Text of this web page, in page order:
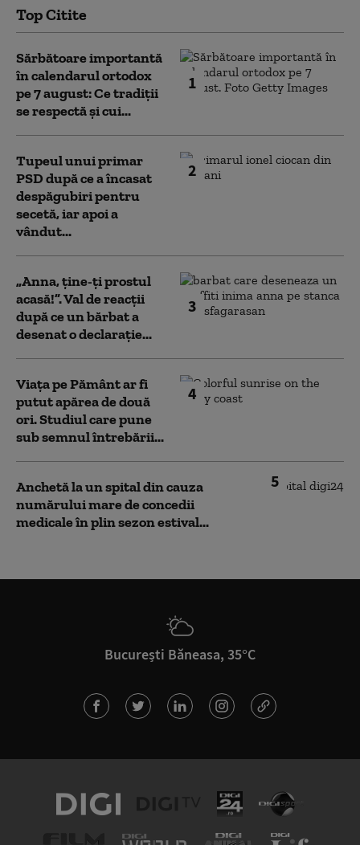
Top Citite
1
Sărbătoare importantă
în calendarul ortodox
pe 7 august: Ce tradiții
se respectă și cui...
2
Tupeul unui primar
PSD după ce a încasat
despăgubiri pentru
secetă, iar apoi a
vândut...
3
„Anna, ţine-ţi prostul
acasă!”. Val de reacții
după ce un bărbat a
desenat o declarație...
4
Viața pe Pământ ar fi
putut apărea de două
ori. Studiul care pune
sub semnul întrebării...
5
Anchetă la un spital din cauza
numărului mare de concedii
medicale în plin sezon estival...
București Băneasa, 35°C